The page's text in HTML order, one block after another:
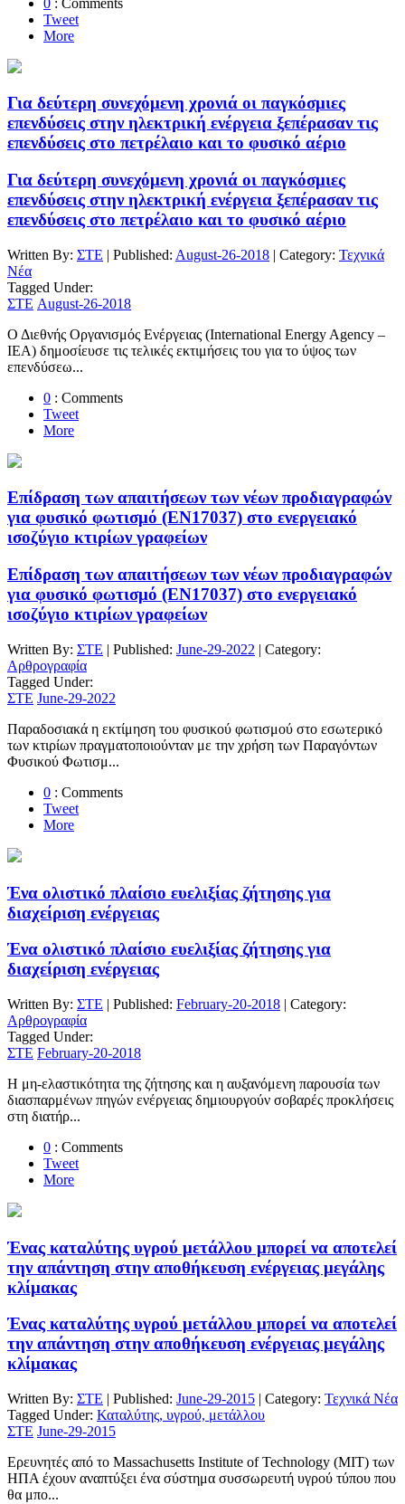
Tweet
More
Για δεύτερη συνεχόμενη χρονιά οι παγκόσμιες
επενδύσεις στην ηλεκτρική ενέργεια ξεπέρασαν τις
επενδύσεις στο πετρέλαιο και το φυσικό αέριο
Για δεύτερη συνεχόμενη χρονιά οι παγκόσμιες
επενδύσεις στην ηλεκτρική ενέργεια ξεπέρασαν τις
επενδύσεις στο πετρέλαιο και το φυσικό αέριο
Written By: ΣΤΕ | Published: August-26-2018 | Category: Τεχνικά
Νέα
Tagged Under:
ΣΤΕ August-26-2018
Ο Διεθνής Οργανισμός Ενέργειας (International Energy Agency –
IEA) δημοσίευσε τις τελικές εκτιμήσεις του για το ύψος των
επενδύσεω...
0 : Comments
Tweet
More
Επίδραση των απαιτήσεων των νέων προδιαγραφών
για φυσικό φωτισμό (ΕΝ17037) στο ενεργειακό
ισοζύγιο κτιρίων γραφείων
Επίδραση των απαιτήσεων των νέων προδιαγραφών
για φυσικό φωτισμό (ΕΝ17037) στο ενεργειακό
ισοζύγιο κτιρίων γραφείων
Written By: ΣΤΕ | Published: June-29-2022 | Category:
Αρθρογραφία
Tagged Under:
ΣΤΕ June-29-2022
Παραδοσιακά η εκτίμηση του φυσικού φωτισμού στο εσωτερικό
των κτιρίων πραγματοποιούνταν με την χρήση των Παραγόντων
Φυσικού Φωτισμ...
0 : Comments
Tweet
More
Ένα ολιστικό πλαίσιο ευελιξίας ζήτησης για
διαχείριση ενέργειας
Ένα ολιστικό πλαίσιο ευελιξίας ζήτησης για
διαχείριση ενέργειας
Written By: ΣΤΕ | Published: February-20-2018 | Category:
Αρθρογραφία
Tagged Under:
ΣΤΕ February-20-2018
Η μη-ελαστικότητα της ζήτησης και η αυξανόμενη παρουσία των
διασπαρμένων πηγών ενέργειας δημιουργούν σοβαρές προκλήσεις
στη διατήρ...
0 : Comments
Tweet
More
Ένας καταλύτης υγρού μετάλλου μπορεί να αποτελεί
την απάντηση στην αποθήκευση ενέργειας μεγάλης
κλίμακας
Ένας καταλύτης υγρού μετάλλου μπορεί να αποτελεί
την απάντηση στην αποθήκευση ενέργειας μεγάλης
κλίμακας
Written By: ΣΤΕ | Published: June-29-2015 | Category: Τεχνικά Νέα
Tagged Under: Καταλύτης, υγρού, μετάλλου
ΣΤΕ June-29-2015
Ερευνητές από το Massachusetts Institute of Technology (MIT) των
ΗΠΑ έχουν αναπτύξει ένα σύστημα συσσωρευτή υγρού τύπου που
θα μπο...